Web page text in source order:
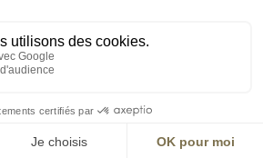
Journaliste